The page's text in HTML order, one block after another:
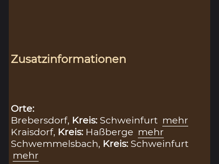
Zusatzinformationen
Orte:
Brebersdorf, Kreis: Schweinfurt mehr
Kraisdorf, Kreis: Haßberge mehr
Schwemmelsbach, Kreis: Schweinfurt
mehr